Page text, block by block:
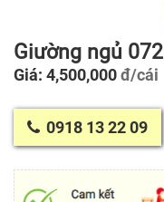
Giường ngủ 072
Giá: 4,500,000đ/cái
0918 13 22 09